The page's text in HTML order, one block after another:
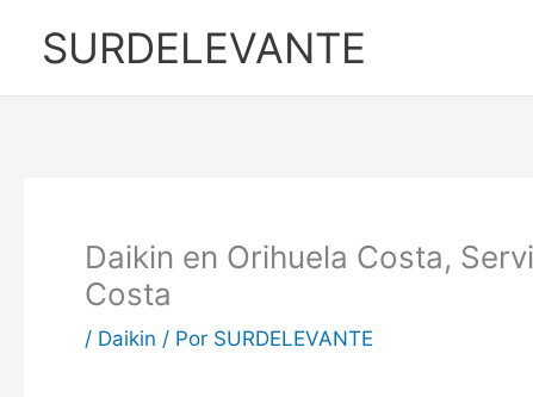
SURDELEVANTE
Daikin en Orihuela Costa,
Costa
/ Daikin / Por SURDELEVANTE